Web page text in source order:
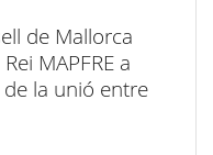
de Mallorca
MAPFRE a
la unió entre